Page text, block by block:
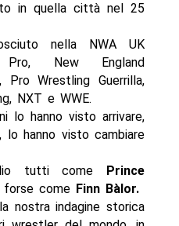
in quella città nel 25
nella NWA UK
Pro, New England
Pro Wrestling Guerrilla,
NXT e WWE.
lo hanno visto arrivare,
lo hanno visto cambiare
tutti come
Prince
come Finn Bàlor.
nostra indagine storica